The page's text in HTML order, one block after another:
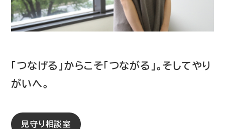
「つなげる」からこそ「つながる」。そしてやり
がいへ。
見守り相談室